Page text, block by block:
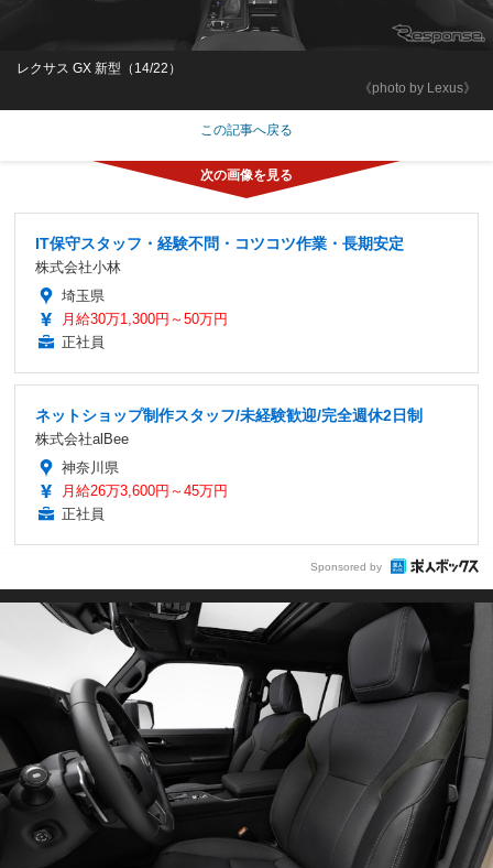
《photo by Lexus》
レクサス GX 新型（14/22）
この記事へ戻る
IT保守スタッフ・経験不問・コツコツ作業・長期安定
株式会社小林
埼玉県
月給30万1,300円～50万円
正社員
ネットショップ制作スタッフ/未経験歓迎/完全週休2日制
株式会社alBee
神奈川県
月給26万3,600円～45万円
正社員
Sponsored by